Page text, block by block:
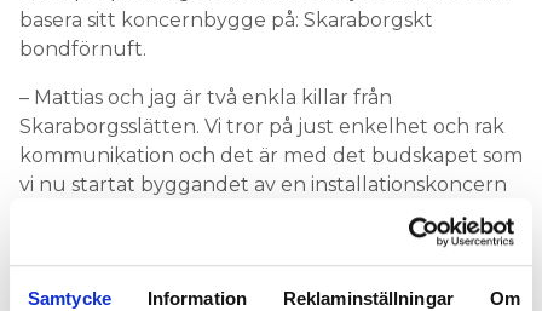
Samtycke Information Reklaminställningar Om
basera sitt koncernbygge på: Skaraborgskt
bondförnuft.
– Mattias och jag är två enkla killar från
Skaraborgsslätten. Vi tror på just enkelhet och rak
kommunikation och det är med det budskapet som
vi nu startat byggandet av en installationskoncern
med bolag inom flera installationsdiscipliner.
REDAN FRÅN STARThade Christoffer Olbrich och
Mattias Ansgariusson tanken om att köpa upp